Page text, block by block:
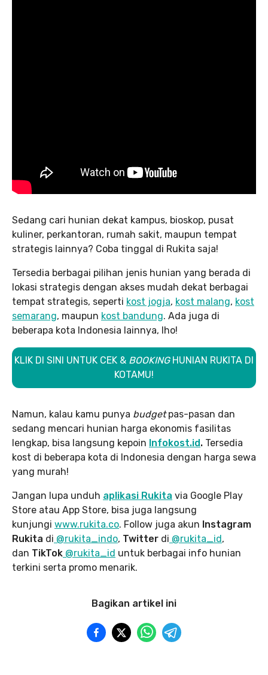
Sedang cari hunian dekat kampus, bioskop, pusat
kuliner, perkantoran, rumah sakit, maupun tempat
strategis lainnya? Coba tinggal di Rukita saja!
Tersedia berbagai pilihan jenis hunian yang berada di
lokasi strategis dengan akses mudah dekat berbagai
tempat strategis, seperti kost jogja, kost malang, kost
semarang, maupun kost bandung. Ada juga di
beberapa kota Indonesia lainnya, lho!
KLIK DI SINI UNTUK CEK & BOOKING HUNIAN RUKITA DI
KOTAMU!
Namun, kalau kamu punya budgetpas-pasan dan
sedang mencari hunian harga ekonomis fasilitas
lengkap, bisa langsung kepoin Infokost.id . Tersedia
kost di beberapa kota di Indonesia dengan harga sewa
yang murah!
Jangan lupa unduh aplikasi Rukita via Google Play
Store atau App Store, bisa juga langsung
kunjungi www.rukita.co. Follow juga akun Instagram
Rukita di @rukita_indo, Twitter di @rukita_id ,
dan TikTok @rukita_id untuk berbagai info hunian
terkini serta promo menarik.
Bagikan artikel ini